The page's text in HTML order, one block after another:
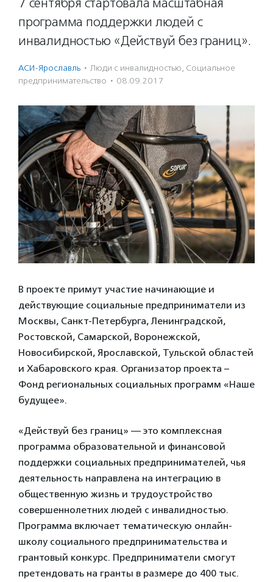
программа поддержки людей с
инвалидностью «Действуй без границ».
АСИ-Ярославль · Люди с инвалидностью, Социальное
предпри­нима­тель­ство · 08.09.2017
В проекте примут участие начинающие и
действующие социальные предприниматели из
Москвы, Санкт-Петербурга, Ленинградской,
Ростовской, Самарской, Воронежской,
Новосибирской, Ярославской, Тульской областей
и Хабаровского края. Организатор проекта –
Фонд региональных социальных программ «Наше
будущее».
«Действуй без границ» — это комплексная
программа образовательной и финансовой
поддержки социальных предпринимателей, чья
деятельность направлена на интеграцию в
общественную жизнь и трудоустройство
совершеннолетних людей с инвалидностью.
Программа включает тематическую онлайн-
школу социального предпринимательства и
грантовый конкурс. Предприниматели смогут
претендовать на гранты в размере до 400 тыс.